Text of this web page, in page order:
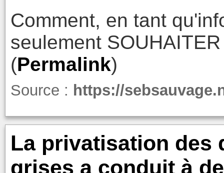
Comment, en tant
seulement
(Permalink)
Source : https://
La privatisation des
grises a conduit à